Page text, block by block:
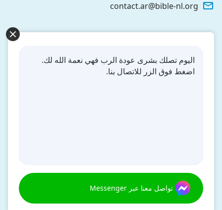
contact.ar@bible-nl.org
نزل ملكوت الله.
لقد نزلت المملكة بالفعل إلى الأرض! هل تريد دخوله؟
Copyright © 2026
الحقوق محفوظة.
اليوم تصلك بشرى عودة الرب فهي نعمة الله لك.
اضغط فوق الزر للاتصال بنا.
تواصل معنا عبر Messenger